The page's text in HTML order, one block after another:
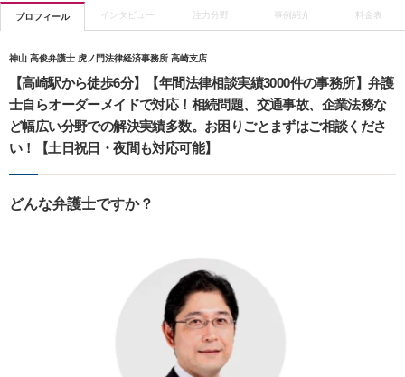
プロフィール インタビュー 注力分野 事例紹介 料金表
神山 高俊弁護士 虎ノ門法律経済事務所 高崎支店
【高崎駅から徒歩6分】【年間法律相談実績3000件の事務所】弁護
士自らオーダーメイドで対応！相続問題、交通事故、企業法務な
ど幅広い分野での解決実績多数。お困りごとまずはご相談くださ
い！【土日祝日・夜間も対応可能】
どんな弁護士ですか？